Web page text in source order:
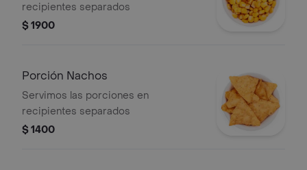
recipientes separados
$ 1900
Porción Nachos
Servimos las porciones en
recipientes separados
$ 1400